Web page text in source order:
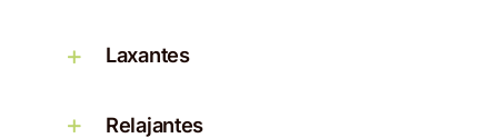
Laxantes
Relajantes